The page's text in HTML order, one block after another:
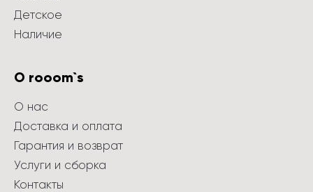
Детское
Наличие
О rooom`s
О нас
Доставка и оплата
Гарантия и возврат
Услуги и сборка
Контакты